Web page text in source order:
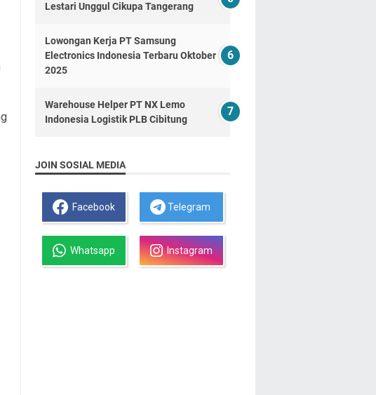
Lestari Unggul Cikupa Tangerang
Lowongan Kerja PT Samsung
Electronics Indonesia Terbaru Oktober
2025
Warehouse Helper PT NX Lemo
Indonesia Logistik PLB Cibitung
JOIN SOSIAL MEDIA
Facebook Telegram
Whatsapp Instagram